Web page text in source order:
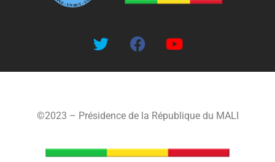
©2023 – Présidence de la République du MALI